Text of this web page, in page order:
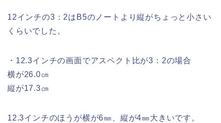
12インチの3：2はB5のノートより縦がちょっと小さい
くらいでした。
・12.3インチの画面でアスペクト比が3：2の場合
横が26.0㎝
縦が17.3㎝
12.3インチのほうが横が6㎜、縦が4㎜大きいです。